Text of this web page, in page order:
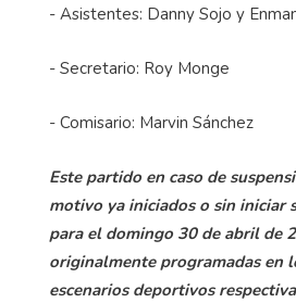
- Asistentes: Danny Sojo y
- Secretario: Roy Monge
- Comisario: Marvin Sánchez
Este partido en caso de
motivo ya iniciados o sin iniciar
para el domingo 30 de abril de
originalmente programadas en
escenarios deportivos